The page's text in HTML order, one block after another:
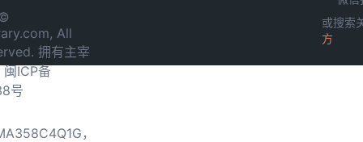
All
拥有主宰
闽ICP备
号
，
或搜索
方